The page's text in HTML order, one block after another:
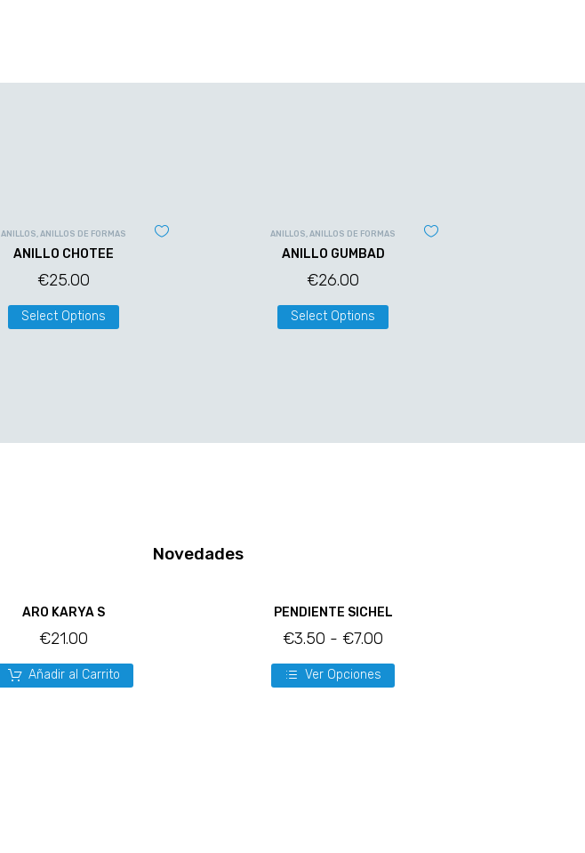
ANILLOS, ANILLOS DE FORMAS
ANILLO CHOTEE
€25.00
Select Options
ANILLOS, ANILLOS DE FORMAS
ANILLO GUMBAD
€26.00
Select Options
Novedades
ARO KARYA S
€21.00
Añadir al Carrito
PENDIENTE SICHEL
€3.50 - €7.00
Ver Opciones